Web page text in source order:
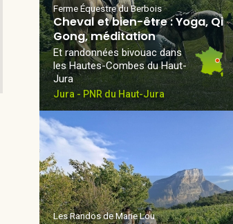
Ferme Équestre du Berbois
Cheval et bien-être : Yoga, Qi
Gong, méditation
Et randonnées bivouac dans
les Hautes-Combes du Haut-
Jura
Jura - PNR du Haut-Jura
Les Randos de Marie Lou